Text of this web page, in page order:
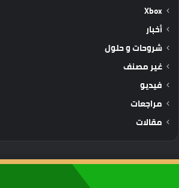
Xbox
أخبار
شروحات و حلول
غير مصنف
فيديو
مراجعات
مقالات